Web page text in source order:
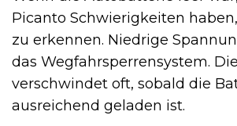
Picanto Schwierigkeiten
zu erkennen. Niedrige
das Wegfahrsperrensystem.
verschwindet oft, sobald die
ausreichend geladen ist.